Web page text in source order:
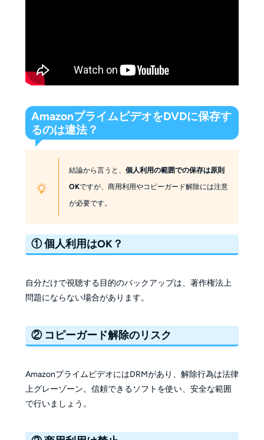
AmazonプライムビデオをDVDに保存す
るのは違法？
結論から言うと、個人利用の範囲での保存は原則
OKですが、商用利用やコピーガード解除には注意
が必要です。
① 個人利用はOK？
自分だけで視聴する目的のバックアップは、著作権法上
問題にならない場合があります。
② コピーガード解除のリスク
AmazonプライムビデオにはDRMがあり、解除行為は法律
上グレーゾーン。信頼できるソフトを使い、安全な範囲
で行いましょう。